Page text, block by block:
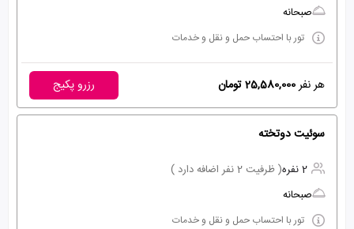
صبحانه
تور با احتساب حمل و نقل و خدمات
هر نفر25,580,000 تومان رزرو پکیج
سوئیت دوتخته
2 نفره
( ظرفیت 2 نفر اضافه دارد )
صبحانه
تور با احتساب حمل و نقل و خدمات